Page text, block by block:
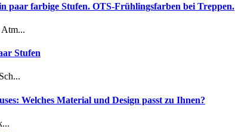
paar farbige Stufen. OTS-Frühlingsfarben bei Treppen.
Atm...
Stufen
Welches Material und Design passt zu Ihnen?